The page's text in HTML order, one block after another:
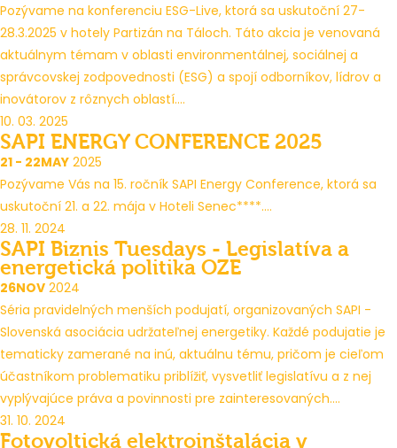
Pozývame na konferenciu ESG-Live, ktorá sa uskutoční 27-
28.3.2025 v hotely Partizán na Táloch. Táto akcia je venovaná
aktuálnym témam v oblasti environmentálnej, sociálnej a
správcovskej zodpovednosti (ESG) a spojí odborníkov, lídrov a
inovátorov z rôznych oblastí....
10. 03. 2025
SAPI ENERGY CONFERENCE 2025
21 - 22MAY 2025
Pozývame Vás na 15. ročník SAPI Energy Conference, ktorá sa
uskutoční 21. a 22. mája v Hoteli Senec****....
28. 11. 2024
SAPI Biznis Tuesdays - Legislatíva a
energetická politika OZE
26NOV 2024
Séria pravidelných menších podujatí, organizovaných SAPI -
Slovenská asociácia udržateľnej energetiky. Každé podujatie je
tematicky zamerané na inú, aktuálnu tému, pričom je cieľom
účastníkom problematiku priblížiť, vysvetliť legislatívu a z nej
vyplývajúce práva a povinnosti pre zainteresovaných....
31. 10. 2024
Fotovoltická elektroinštalácia v